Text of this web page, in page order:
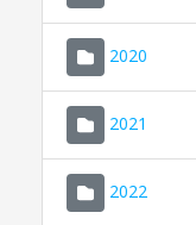
2020
2021
2022